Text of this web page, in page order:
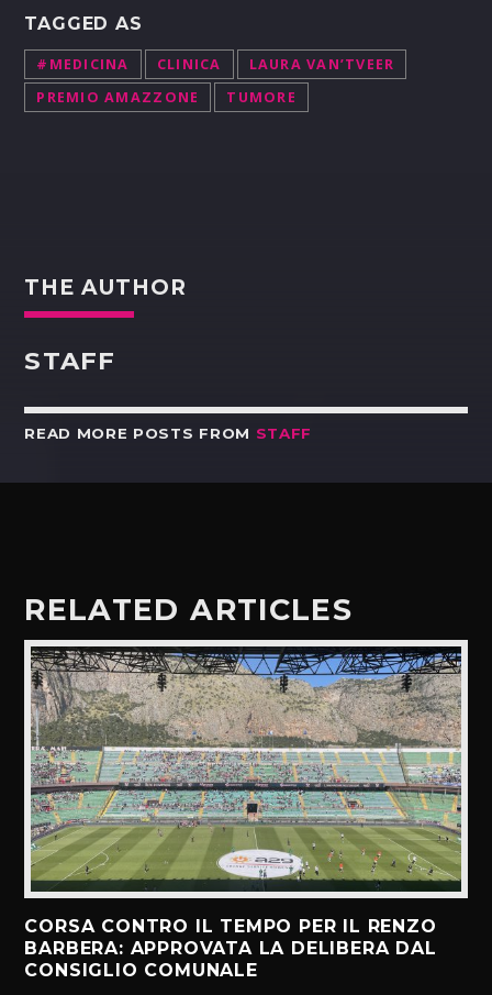
TAGGED AS
#MEDICINA CLINICA
LAURA VAN’TVEER
PREMIO AMAZZONE
TUMORE
THE AUTHOR
STAFF
READ MORE POSTS FROM STAFF
RELATED ARTICLES
CORSA CONTRO IL TEMPO PER IL RENZO
BARBERA: APPROVATA LA DELIBERA DAL
CONSIGLIO COMUNALE